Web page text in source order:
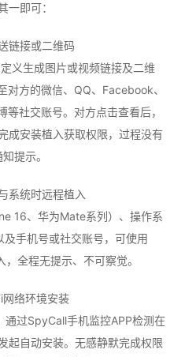
一即可：
链接或二维码
义生成图片或视频链接及二维
对方的微信、QQ、Facebook、
社交账号。对方点击查看后，
成安装植入获取权限，过程没有
提示。
系统时远程植入
16、华为Mate系列）、操作系
手机号或社交账号，可使用
全程无提示、不可察觉。
网络环境安装
通过SpyCall手机监控APP检测在
起自动安装。无感静默完成权限